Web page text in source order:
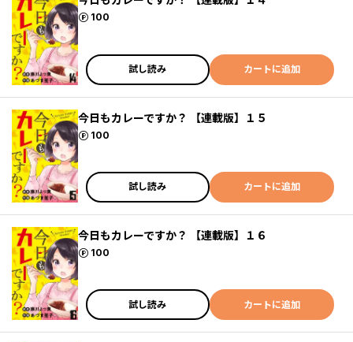
100
ポイント
試し読み カートに追加
今日もカレーですか？ 【連載版】１５
100
ポイント
試し読み カートに追加
今日もカレーですか？ 【連載版】１６
100
ポイント
試し読み カートに追加